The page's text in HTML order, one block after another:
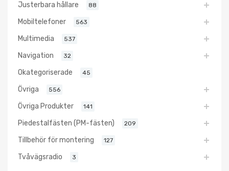
Justerbara hållare 88
Mobiltelefoner 563
Multimedia 537
Navigation 32
Okategoriserade 45
Övriga 556
Övriga Produkter 141
Piedestalfästen (PM-fästen) 209
Tillbehör för montering 127
Tvåvägsradio 3